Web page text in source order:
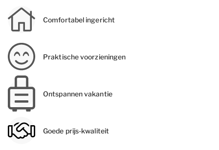
Comfortabel ingericht
Praktische voorzieningen
Ontspannen vakantie
Goede prijs-kwaliteit